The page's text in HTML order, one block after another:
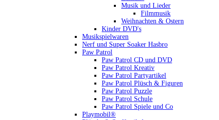
Musik und Lieder
Filmmusik
Weihnachten & Ostern
Kinder DVD's
Musikspielwaren
Nerf und Super Soaker Hasbro
Paw Patrol
Paw Patrol CD und DVD
Paw Patrol Kreativ
Paw Patrol Partyartikel
Paw Patrol Plüsch & Figuren
Paw Patrol Puzzle
Paw Patrol Schule
Paw Patrol Spiele und Co
Playmobil®